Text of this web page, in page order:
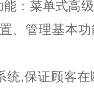
能：菜单式高
、管理基本
统,保证顾客